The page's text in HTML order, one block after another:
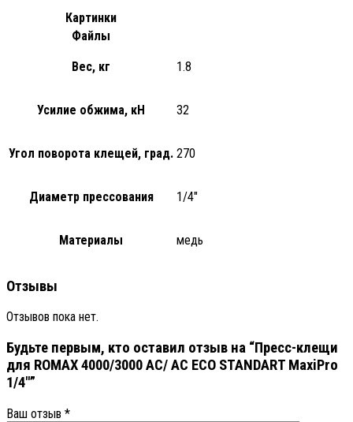
Картинки
Файлы
Вес, кг 1.8
Усилие обжима, кН 32
Угол поворота клещей, град. 270
Диаметр прессования 1/4"
Материалы медь
Отзывы
Отзывов пока нет.
Будьте первым, кто оставил отзыв на “Пресс-клещи
для ROMAX 4000/3000 АС/ AC ECO STANDART MaxiPro
1/4″”
Ваш отзыв *